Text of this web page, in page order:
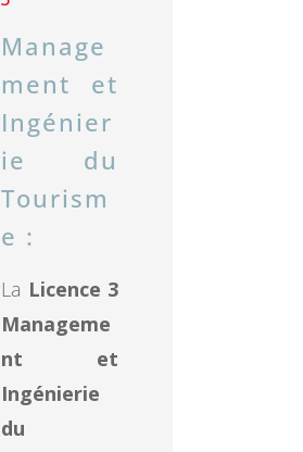
Manage
ment et
Ingénier
ie du
Tourism
e :
La Licence 3
Manageme
nt et
Ingénierie
du